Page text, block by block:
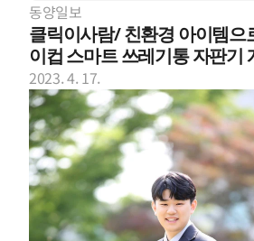
동양일보
클릭이사람/ 친환경 아이템으
이컵 스마트 쓰레기통 자판기
2023. 4. 17.
제품문의